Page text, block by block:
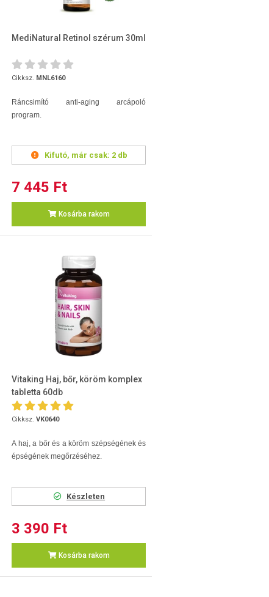
MediNatural Retinol szérum 30ml
Cikksz. MNL6160
Ráncsimító anti-aging arcápoló
program.
Kifutó, már csak: 2 db
7 445 Ft
Kosárba rakom
Vitaking Haj, bőr, köröm komplex
tabletta 60db
Cikksz. VK0640
A haj, a bőr és a köröm szépségének és
épségének megőrzéséhez.
Készleten
3 390 Ft
Kosárba rakom